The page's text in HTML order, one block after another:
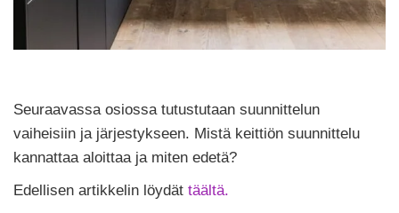
Seuraavassa osiossa tutustutaan suunnittelun
vaiheisiin ja järjestykseen. Mistä keittiön suunnittelu
kannattaa aloittaa ja miten edetä?
Edellisen artikkelin löydät täältä.